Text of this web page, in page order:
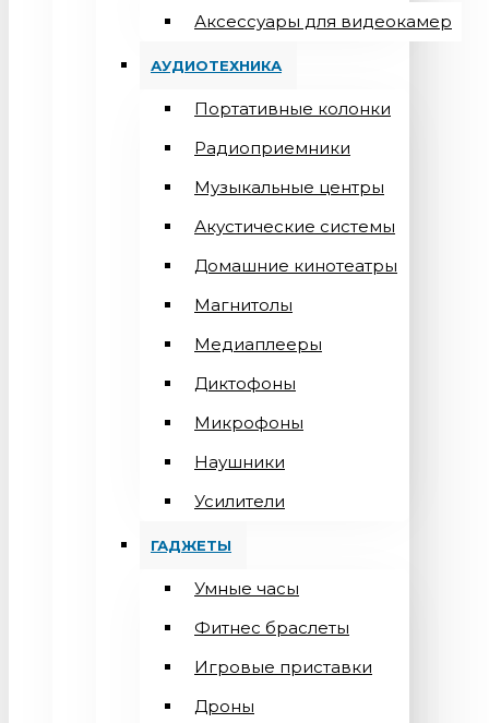
Аксессуары для видеокамер
АУДИОТЕХНИКА
Портативные колонки
Радиоприемники
Музыкальные центры
Акустические системы
Домашние кинотеатры
Магнитолы
Медиаплееры
Диктофоны
Микрофоны
Наушники
Усилители
ГАДЖЕТЫ
Умные часы
Фитнес браслеты
Игровые приставки
Дроны